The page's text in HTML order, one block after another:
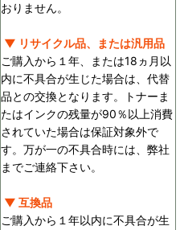
おりません。
▼ リサイクル品、または汎用品
ご購入から１年、または18ヵ月以
内に不具合が生じた場合は、代替
品との交換となります。トナーま
たはインクの残量が90％以上消費
されていた場合は保証対象外で
す。万が一の不具合時には、弊社
までご連絡下さい。
▼ 互換品
ご購入から１年以内に不具合が生